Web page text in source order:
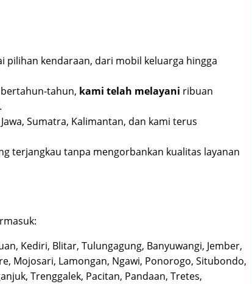
pilihan kendaraan, dari mobil keluarga hingga
tahun, kami telah melayani ribuan
Sumatra, Kalimantan, dan kami terus
terjangkau tanpa mengorbankan kualitas layanan
Kediri, Blitar, Tulungagung, Banyuwangi, Jember,
Mojosari, Lamongan, Ngawi, Ponorogo, Situbondo,
Trenggalek, Pacitan, Pandaan, Tretes,